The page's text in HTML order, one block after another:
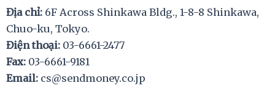
Địa chỉ: 6F Across Shinkawa Bldg., 1-8-8 Shinkawa,
Chuo-ku, Tokyo.
Điện thoại: 03-6661-2477
Fax: 03-6661-9181
Email: cs@sendmoney.co.jp